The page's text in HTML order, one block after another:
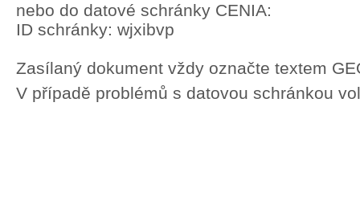
nebo do datové schránky CENIA:
ID schránky: wjxibvp
Zasílaný dokument vždy označte textem
V případě problémů s datovou schránkou